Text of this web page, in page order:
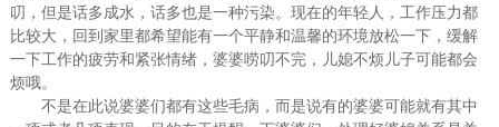
叨，但是话多成水，话多也是一种污染。现在的年轻人，工作压力都
比较大，回到家里都希望能有一个平静和温馨的环境放松一下，缓解
一下工作的疲劳和紧张情绪，婆婆唠叨不完，儿媳不烦儿子可能都会
烦哦。
不是在此说婆婆们都有这些毛病，而是说有的婆婆可能就有其中